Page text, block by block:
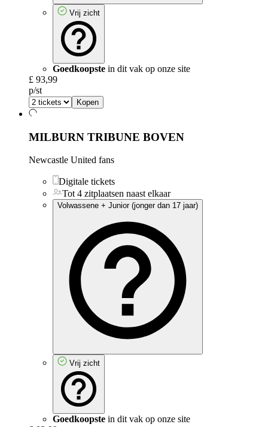
Vrij zicht
Goedkoopste in dit vak op onze site
£ 93,99
p/st
Kopen
MILBURN TRIBUNE BOVEN
Newcastle United fans
Digitale tickets
Tot 4 zitplaatsen naast elkaar
Volwassene + Junior (jonger dan 17 jaar)
Vrij zicht
Goedkoopste in dit vak op onze site